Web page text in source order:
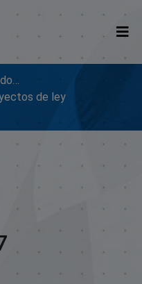
Repositorio Digital SenadoRD
de ley